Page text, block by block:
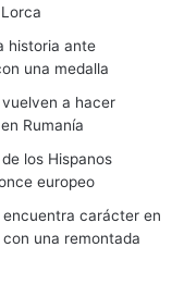
historia ante
una medalla
vuelven a hacer
Rumanía
los Hispanos
europeo
encuentra carácter en
una remontada